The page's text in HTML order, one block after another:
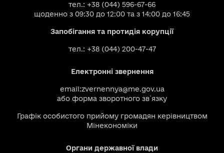
тел.: +38 (044) 596-67-66
щоденно з 09:30 до 12:00 та з 14:00 до 16:45
Запобігання та протидія корупції
тел.: +38 (044) 200-47-47
Електронні звернення
email:zvernennya@me.gov.ua
або форма зворотного зв`язку
Графік особистого прийому громадян керівництвом
Мінекономіки
Органи державної влади